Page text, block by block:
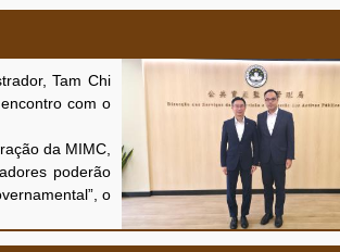
Tam Chi
com o
da MIMC,
poderão
o